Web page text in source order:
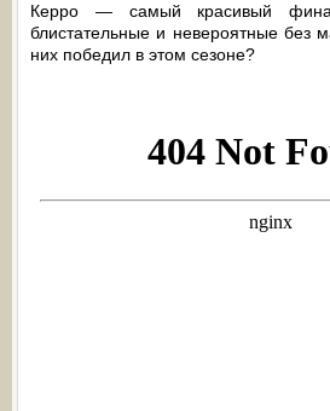
Керро — самый красивый
блистательные и невероятные без
них победил в этом сезоне?